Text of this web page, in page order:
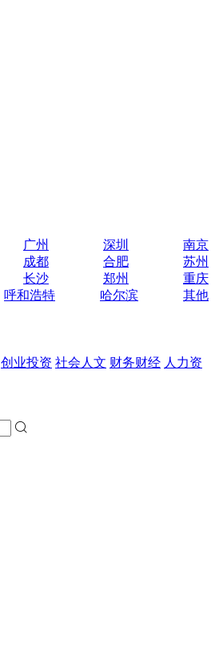
广州 深圳
南京
成都 合肥
苏州
长沙 郑州
重庆
呼和浩特 哈尔滨
其他
创业投资 社会人文 财务财经 人力资